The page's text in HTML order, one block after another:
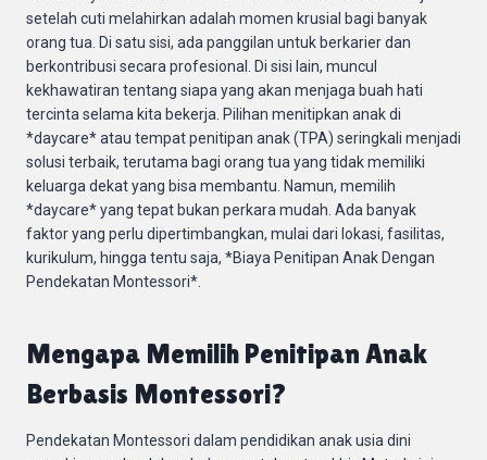
setelah cuti melahirkan adalah momen krusial bagi banyak
orang tua. Di satu sisi, ada panggilan untuk berkarier dan
berkontribusi secara profesional. Di sisi lain, muncul
kekhawatiran tentang siapa yang akan menjaga buah hati
tercinta selama kita bekerja. Pilihan menitipkan anak di
*daycare* atau tempat penitipan anak (TPA) seringkali menjadi
solusi terbaik, terutama bagi orang tua yang tidak memiliki
keluarga dekat yang bisa membantu. Namun, memilih
*daycare* yang tepat bukan perkara mudah. Ada banyak
faktor yang perlu dipertimbangkan, mulai dari lokasi, fasilitas,
kurikulum, hingga tentu saja, *Biaya Penitipan Anak Dengan
Pendekatan Montessori*.
Mengapa Memilih Penitipan Anak
Berbasis Montessori?
Pendekatan Montessori dalam pendidikan anak usia dini